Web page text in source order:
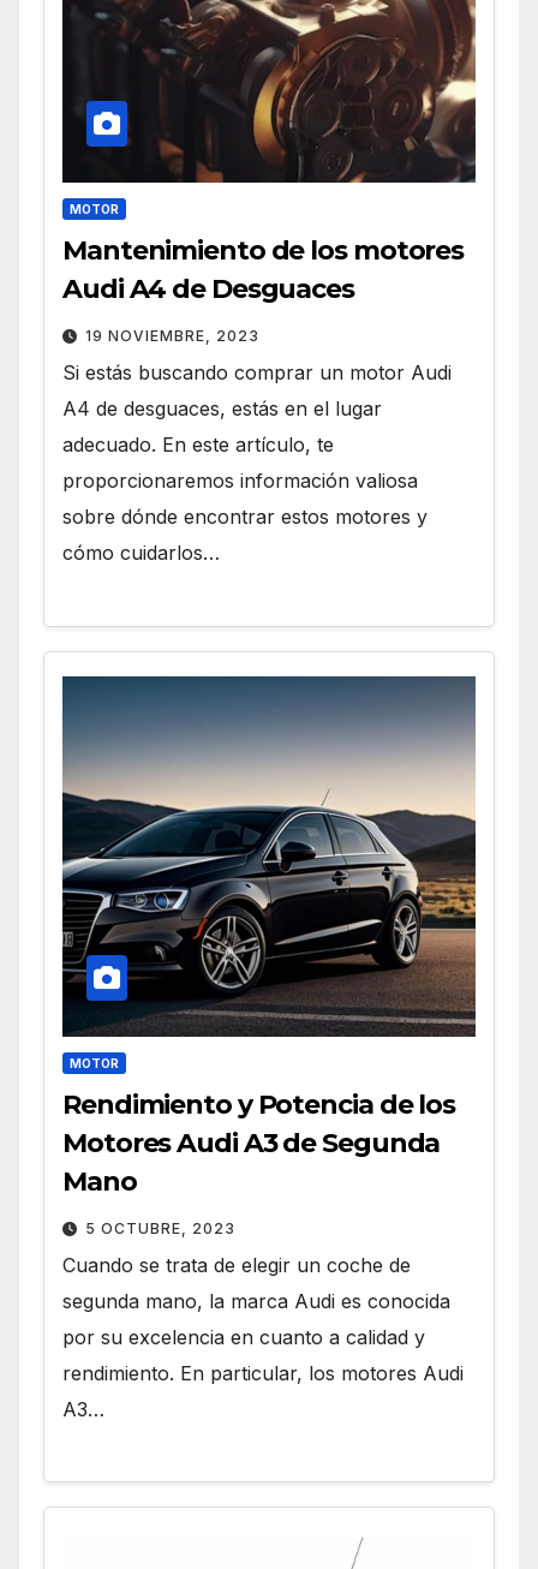
MOTOR
Mantenimiento de los motores
Audi A4 de Desguaces
19 NOVIEMBRE, 2023
Si estás buscando comprar un motor Audi
A4 de desguaces, estás en el lugar
adecuado. En este artículo, te
proporcionaremos información valiosa
sobre dónde encontrar estos motores y
cómo cuidarlos…
MOTOR
Rendimiento y Potencia de los
Motores Audi A3 de Segunda
Mano
5 OCTUBRE, 2023
Cuando se trata de elegir un coche de
segunda mano, la marca Audi es conocida
por su excelencia en cuanto a calidad y
rendimiento. En particular, los motores Audi
A3…